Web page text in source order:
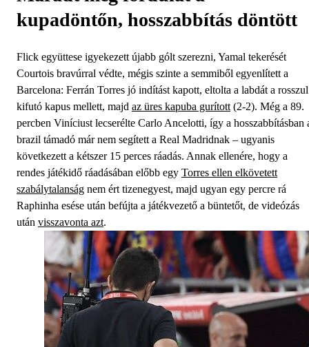
kupadöntőn, hosszabbítás döntött
Flick együttese igyekezett újabb gólt szerezni, Yamal tekerését
Courtois bravúrral védte, mégis szinte a semmiből egyenlített a
Barcelona: Ferrán Torres jó indítást kapott, eltolta a labdát a rosszul
kifutó kapus mellett, majd az üres kapuba gurított (2-2). Még a 89.
percben Viníciust lecserélte Carlo Ancelotti, így a hosszabbításban
brazil támadó már nem segített a Real Madridnak – ugyanis
következett a kétszer 15 perces ráadás. Annak ellenére, hogy a
rendes játékidő ráadásában előbb egy Torres ellen elkövetett
szabálytalanság nem ért tizenegyest, majd ugyan egy percre rá
Raphinha esése után befújta a játékvezető a büntetőt, de videózás
után visszavonta azt.